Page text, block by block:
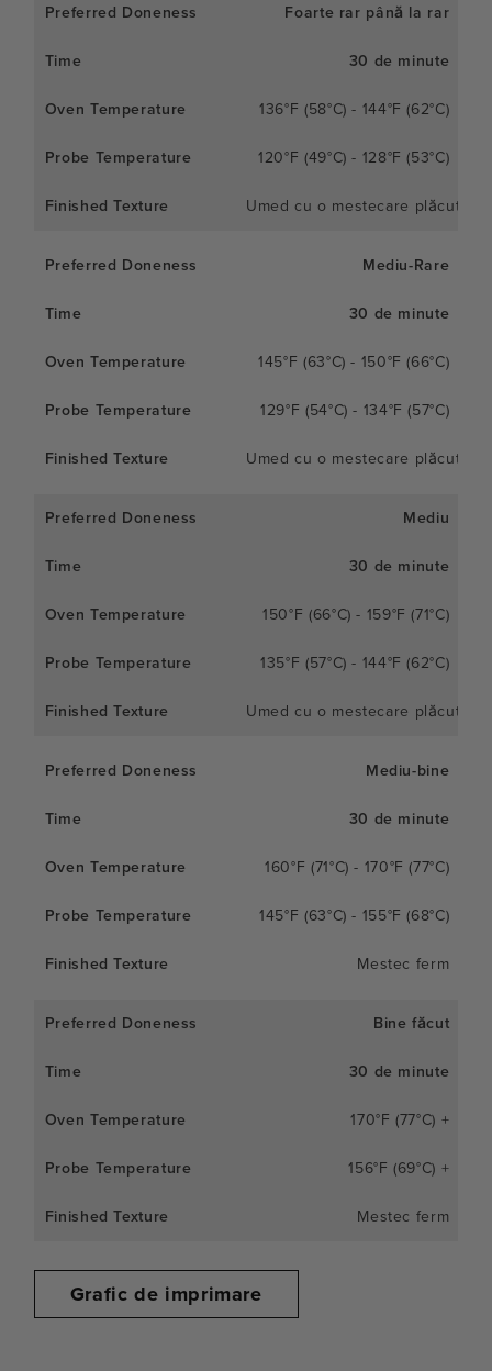
Foarte rar până la rar
30 de minute
136°F (58°C) - 144°F (62°C)
120°F (49°C) - 128°F (53°C)
Umed cu o mestecare plăcută
Mediu-Rare
30 de minute
145°F (63°C) - 150°F (66°C)
129°F (54°C) - 134°F (57°C)
Umed cu o mestecare plăcută
Mediu
30 de minute
150°F (66°C) - 159°F (71°C)
135°F (57°C) - 144°F (62°C)
Umed cu o mestecare plăcută
Mediu-bine
30 de minute
160°F (71°C) - 170°F (77°C)
145°F (63°C) - 155°F (68°C)
Mestec ferm
Bine făcut
30 de minute
170°F (77°C) +
156°F (69°C) +
Mestec ferm
Grafic de imprimare